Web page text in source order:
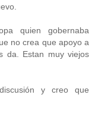
quien gobernaba
no crea que apoyo a
da. Estan muy viejos
y creo que